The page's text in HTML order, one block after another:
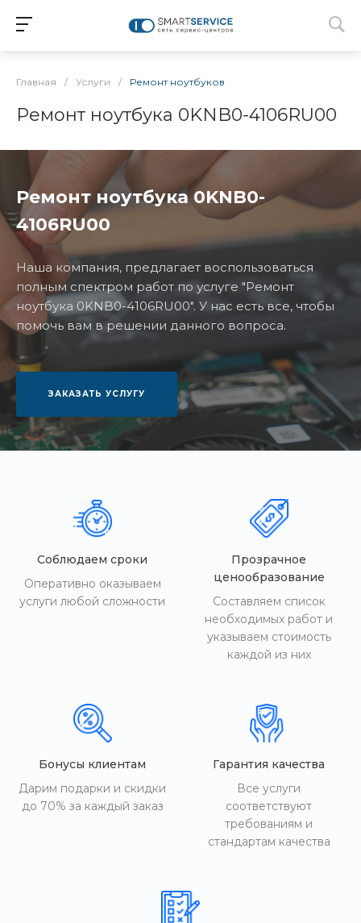
Главная / Услуги / Ремонт ноутбуков
Ремонт ноутбука 0KNB0-4106RU00
Ремонт ноутбука 0KNB0-
4106RU00
Наша компания, предлагает воспользоваться
полным спектром работ по услуге "Ремонт
ноутбука 0KNB0-4106RU00". У нас есть все, чтобы
помочь вам в решении данного вопроса.
ЗАКАЗАТЬ УСЛУГУ
Соблюдаем сроки
Оперативно оказываем
услуги любой сложности
Прозрачное
ценообразование
Составляем список
необходимых работ и
указываем стоимость
каждой из них
Бонусы клиентам
Дарим подарки и скидки
до 70% за каждый заказ
Гарантия качества
Все услуги
соответствуют
требованиям и
стандартам качества